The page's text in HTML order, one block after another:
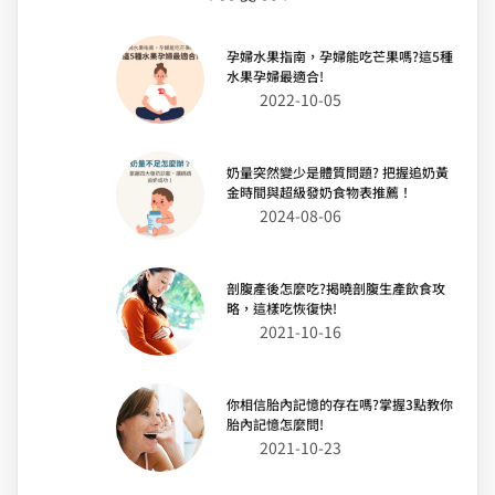
孕婦水果指南，孕婦能吃芒果嗎?這5種
水果孕婦最適合!
2022-10-05
奶量突然變少是體質問題? 把握追奶黃
金時間與超級發奶食物表推薦！
2024-08-06
剖腹產後怎麼吃?揭曉剖腹生產飲食攻
略，這樣吃恢復快!
2021-10-16
你相信胎內記憶的存在嗎?掌握3點教你
胎內記憶怎麼問!
2021-10-23